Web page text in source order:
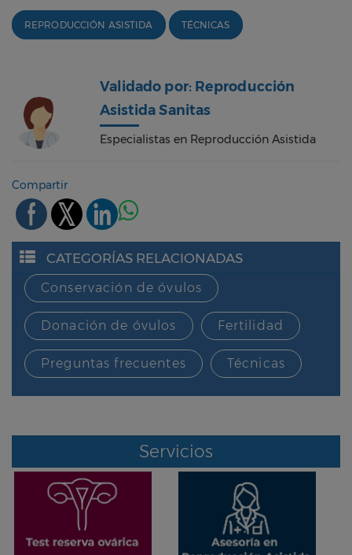
REPRODUCCIÓN ASISTIDA TÉCNICAS
Validado por: Reproducción
Asistida Sanitas
Especialistas en Reproducción Asistida
Compartir
CATEGORÍAS RELACIONADAS
Conservación de óvulos
Donación de óvulos Fertilidad
Preguntas frecuentes Técnicas
Servicios